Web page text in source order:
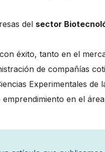
del sector
éxito, tanto en el
de compañías
Experimentales de
en el